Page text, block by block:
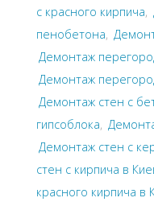
с красного кирпича,
пенобетона,
Демонтаж
Демонтаж
Демонтаж стен с
гипсоблока,
Демонтаж стен с
стен с кирпича в
красного кирпича в